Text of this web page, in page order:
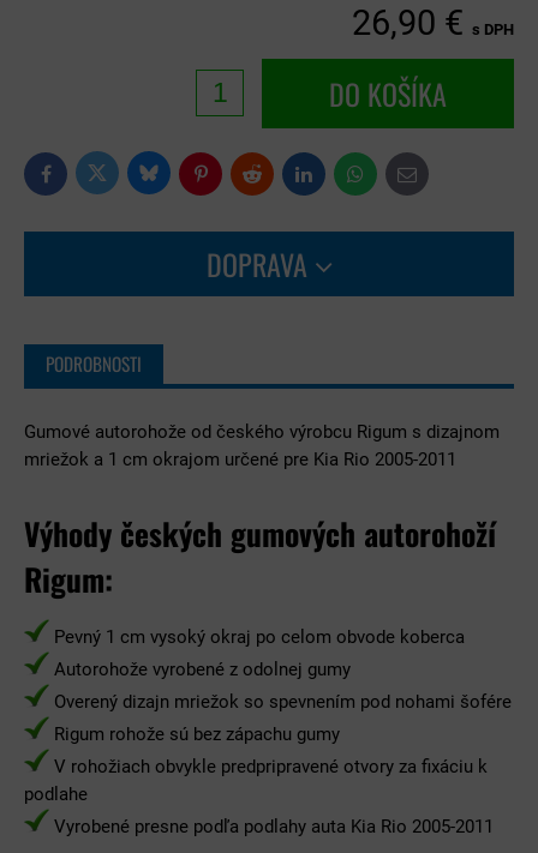
26,90 € s DPH
DO KOŠÍKA
FacebookTwitter BlueskyPinterestReddit LinkedInWhatsApp
E-
mail
DOPRAVA
PODROBNOSTI
Gumové autorohože od českého výrobcu Rigum s dizajnom
mriežok a 1 cm okrajom určené pre Kia Rio 2005-2011
Výhody českých gumových autorohoží
Rigum:
Pevný 1 cm vysoký okraj po celom obvode koberca
Autorohože vyrobené z odolnej gumy
Overený dizajn mriežok so spevnením pod nohami šofére
Rigum rohože sú bez zápachu gumy
V rohožiach obvykle predpripravené otvory za fixáciu k
podlahe
Vyrobené presne podľa podlahy auta Kia Rio 2005-2011